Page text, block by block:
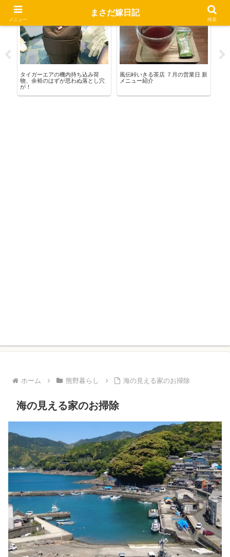
タイガーエアの機内持ち込み荷
物、余裕のはずが思わぬ落とし穴
が！
いきる茶店
風伝峠いきる茶店 ７月の営業日 新
メニュー紹介
ホーム 熊野暮らし 海の見える家のお掃除
海の見える家のお掃除
メニュー
まさだ嫁日記
検索